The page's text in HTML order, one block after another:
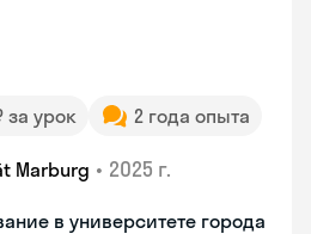
за урок 2 года опыта
Marburg • 2025 г.
в университете города